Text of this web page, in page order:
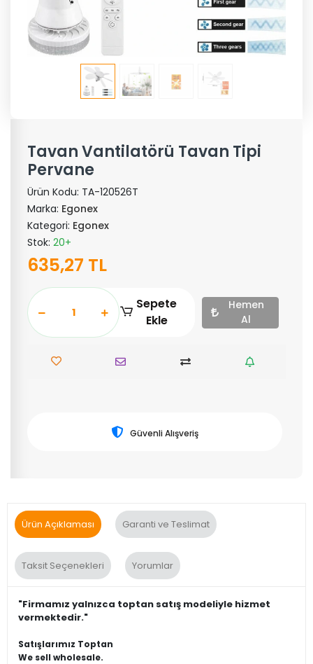
Tavan Vantilatörü Tavan Tipi
Pervane
Ürün Kodu: TA-120526T
Marka: Egonex
Kategori: Egonex
Stok: 20+
635,27 TL
Sepete
Ekle
Hemen
Al
Güvenli Alışveriş
Ürün Açıklaması Garanti ve Teslimat
Taksit Seçenekleri Yorumlar
"Firmamız yalnızca toptan satış modeliyle hizmet
vermektedir."
Satışlarımız Toptan
We sell wholesale.